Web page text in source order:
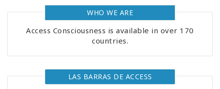
CONTACTO
WHO WE ARE
Access Consciousness is available in over 170
countries.
LAS BARRAS DE ACCESS